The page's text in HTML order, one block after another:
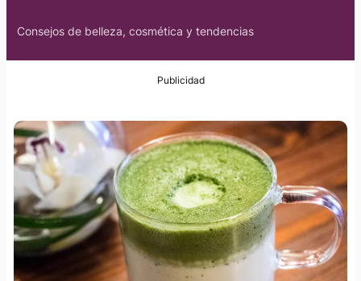
Consejos de belleza, cosmética y tendencias